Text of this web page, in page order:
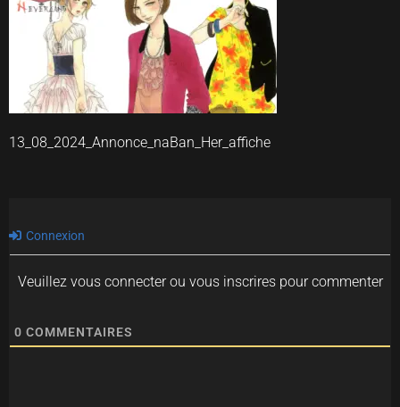
13_08_2024_Annonce_naBan_Her_affiche
Connexion
Veuillez vous connecter ou vous inscrires pour commenter
0 COMMENTAIRES